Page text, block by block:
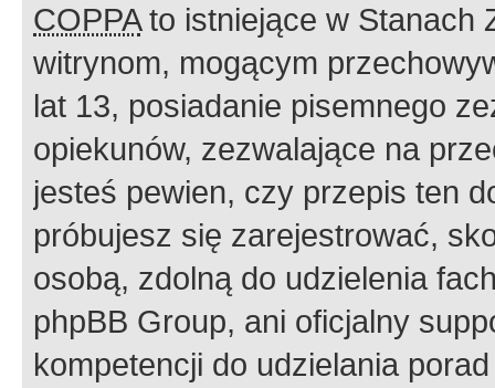
COPPAto istniejące w Stanach
witrynom, mogącym
lat 13, posiadanie pisemnego
opiekunów, zezwalające na
jesteś pewien, czy przepis ten
próbujesz się zarejestrować,
osobą, zdolną do udzielenia
phpBB Group, ani oficjalny
kompetencji do udzielania